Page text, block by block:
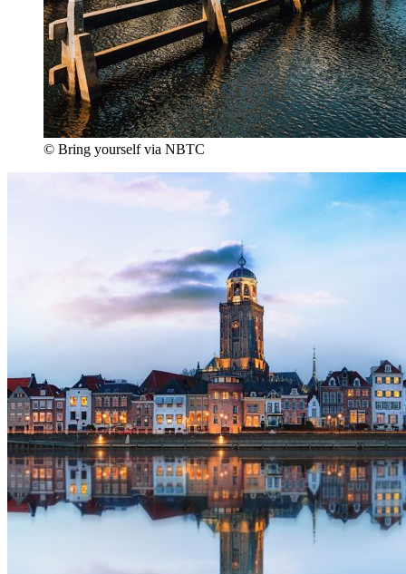
© Bring yourself via NBTC